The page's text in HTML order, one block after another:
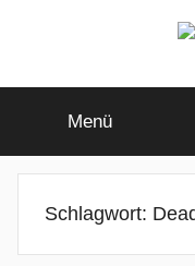
beat
goes
Menü
Schlagwort: